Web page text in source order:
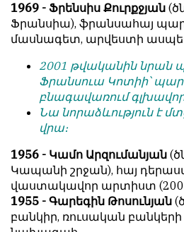
1969 - Ֆրենսիս Քուրքջյան
Ֆրանսիա), ֆրանսահայ
մասնագետ, արվեստի
2001 թվականին նրան
Ֆրանսուա Կոտիի՝
բնագավառում
Նա նորաձևություն է
վրա։
1956 - Կամո Արզումանյան
Կապանի շրջան), հայ
վաստակավոր արտիստ
1955 - Գարեգին Թոսունյան
բանկիր, ռուսական